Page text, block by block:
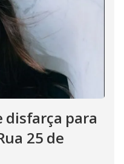
disfarça para
25 de